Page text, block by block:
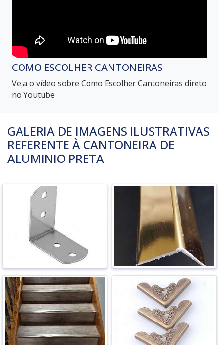
COMO ESCOLHER CANTONEIRAS
Veja o vídeo sobre Como Escolher Cantoneiras direto
no Youtube
GALERIA DE IMAGENS ILUSTRATIVAS
REFERENTE À CANTONEIRA DE
ALUMINIO PRETA